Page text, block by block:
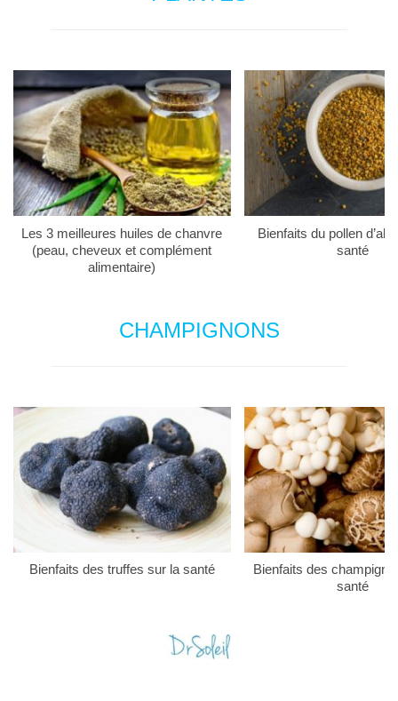
Les 3 meilleures huiles de chanvre
(peau, cheveux et complément
alimentaire)
Bienfaits du pollen
santé
CHAMPIGNONS
Bienfaits des truffes sur la santé
Bienfaits des
santé